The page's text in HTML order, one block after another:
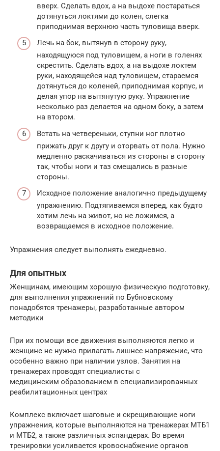
вверх. Сделать вдох, а на выдохе постараться
дотянуться локтями до колен, слегка
приподнимая верхнюю часть туловища вверх.
Лечь на бок, вытянув в сторону руку,
находящуюся под туловищем, а ноги в голенях
скрестить. Сделать вдох, а на выдохе локтем
руки, находящейся над туловищем, стараемся
дотянуться до коленей, приподнимая корпус, и
делая упор на вытянутую руку. Упражнение
несколько раз делается на одном боку, а затем
на втором.
Встать на четвереньки, ступни ног плотно
прижать друг к другу и оторвать от пола. Нужно
медленно раскачиваться из стороны в сторону
так, чтобы ноги и таз смещались в разные
стороны.
Исходное положение аналогично предыдущему
упражнению. Подтягиваемся вперед, как будто
хотим лечь на живот, но не ложимся, а
возвращаемся в исходное положение.
Упражнения следует выполнять ежедневно.
Для опытных
Женщинам, имеющим хорошую физическую подготовку,
для выполнения упражнений по Бубновскому
понадобятся тренажеры, разработанные автором
методики
При их помощи все движения выполняются легко и
женщине не нужно прилагать лишнее напряжение, что
особенно важно при наличии узлов. Занятия на
тренажерах проводят специалисты с
медицинским образованием в специализированных
реабилитационных центрах
Комплекс включает шаговые и скрещивающие ноги
упражнения, которые выполняются на тренажерах МТБ1
и МТБ2, а также различных эспандерах. Во время
тренировки усиливается кровоснабжение органов